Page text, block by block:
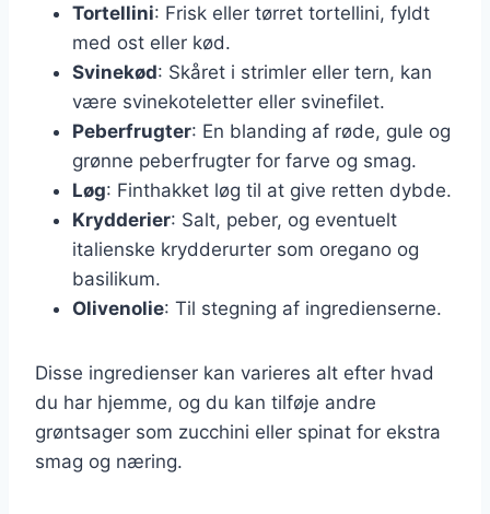
Tortellini: Frisk eller tørret tortellini, fyldt
med ost eller kød.
Svinekød: Skåret i strimler eller tern, kan
være svinekoteletter eller svinefilet.
Peberfrugter: En blanding af røde, gule og
grønne peberfrugter for farve og smag.
Løg: Finthakket løg til at give retten dybde.
Krydderier: Salt, peber, og eventuelt
italienske krydderurter som oregano og
basilikum.
Olivenolie: Til stegning af ingredienserne.
Disse ingredienser kan varieres alt efter hvad
du har hjemme, og du kan tilføje andre
grøntsager som zucchini eller spinat for ekstra
smag og næring.